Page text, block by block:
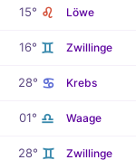
15° ♌ Löwe
16° ♊ Zwillinge
28° ♋ Krebs
01° ♎ Waage
28° ♊ Zwillinge